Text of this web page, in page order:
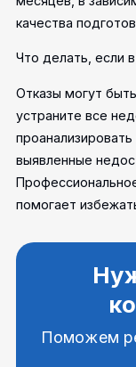
качества
Что делать, если
Отказы могут
устраните все
выявленные
помогает
Поможем